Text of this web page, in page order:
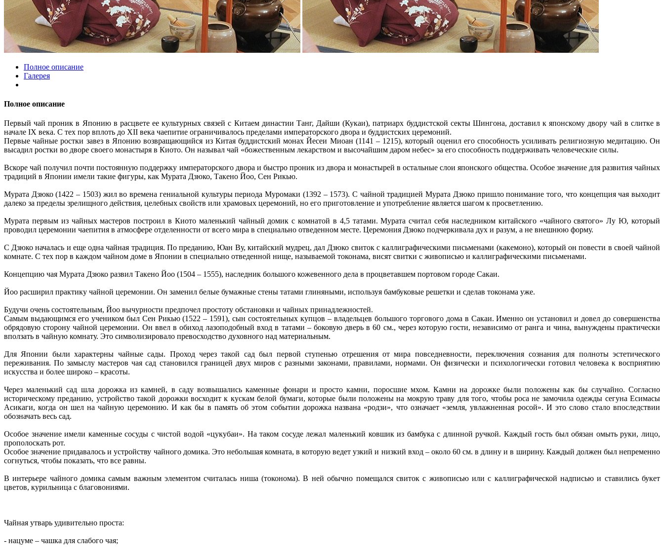
Полное описание
Галерея
Полное описание
Первый чай проник в Японию в расцвете ее культурных связей с Китаем династии Танг, Дайши (Кукаи), патриарх буддистской секты Шингона, доставил к японскому двору чай в слитке в
начале IX века. С тех пор вплоть до XII века чаепитие ограничивалось пределами императорского двора и буддистских церемоний.
Первые чайные ростки завез в Японию возвращающийся из Китая буддистский монах Йесеи Миоан (1141 – 1215), который оценил его способность усиливать религиозную медитацию. Он
высадил ростки во дворе своего монастыря в Киото. Он называл чай «божественным лекарством и высочайшим даром небес» за его способность поддерживать человеческие силы.
Вскоре чай получил почти постоянную поддержку императорского двора и быстро проник из двора и монастырей в остальные слои японского общества. Особое значение для развития чайных
традиций в Японии имели такие фигуры, как Мурата Дзюко, Такено Йоо, Сен Рикью.
Мурата Дзюко (1422 – 1503) жил во времена гениальной культуры периода Муромаки (1392 – 1573). С чайной традицией Мурата Дзюко пришло понимание того, что концепция чая выходит
далеко за пределы зрелищного действия, целебных свойств или храмовых церемоний, но его приготовление и употребление является шагом к просветлению.
Мурата первым из чайных мастеров построил в Киото маленький чайный домик с комнатой в 4,5 татами. Мурата считал себя наследником китайского «чайного святого» Лу Ю, который
проводил церемонии чаепития в атмосфере отделенности от всего мира в специально отведенном месте. Церемония Дзюко подчеркивала дух и разум, а не внешнюю форму.
С Дзюко началась и еще одна чайная традиция. По преданию, Юан Ву, китайский мудрец, дал Дзюко свиток с каллиграфическими письменами (какемоно), который он повести в своей чайной
комнате. С тех пор в каждом чайном доме в Японии в специально отведенной нище, называемой токонама, висят свитки с живописью и каллиграфическими письменами.
Концепцию чая Мурата Дзюко развил Такено Йоо (1504 – 1555), наследник большого кожевенного дела в процветавшем портовом городе Сакаи.
Йоо расширил практику чайной церемонии. Он заменил белые бумажные стены татами глиняными, используя бамбуковые решетки и сделав токонама уже.
Будучи очень состоятельным, Йоо вычурности предпочел простоту обстановки и чайных принадлежностей.
Самым выдающимся его учеником был Сен Рикью (1522 – 1591), сын состоятельных купцов – владельцев большого торгового дома в Сакаи. Именно он установил и довел до совершенства
обрядовую сторону чайной церемонии. Он ввел в обиход лазоподобный вход в татами – боковую дверь в 60 см., через которую гости, независимо от ранга и чина, вынуждены практически
вползать в чайную комнату. Это символизировало превосходство духовного над материальным.
Для Японии были характерны чайные сады. Проход через такой сад был первой ступенью отрешения от мира повседневности, переключения сознания для полноты эстетического
переживания. По замыслу мастеров чая сад становился границей двух миров с разными законами, правилами, нормами. Он физически и психологически готовил человека к восприятию
искусства и более широко – красоты.
Через маленький сад шла дорожка из камней, в саду возвышались каменные фонари и просто камни, поросшие мхом. Камни на дорожке были положены как бы случайно. Согласно
историческому преданию, устройство такой дорожки восходит к кускам белой бумаги, которые были положены на мокрую траву для того, чтобы роса не замочила одежды сегуна Есимасы
Асикаги, когда он шел на чайную церемонию. И как бы в память об этом событии дорожка названа «родзи», что означает «земля, увлажненная росой». И это слово стало впоследствии
обозначать весь сад.
Особое значение имели каменные сосуды с чистой водой «цукубаи». На таком сосуде лежал маленький ковшик из бамбука с длинной ручкой. Каждый гость был обязан омыть руки, лицо,
прополоскать рот.
Особое значение придавалось и устройству чайного домика. Это небольшая комната, в которую ведет узкий и низкий вход – около 60 см. в длину и в ширину. Каждый должен был непременно
согнуться, чтобы показать, что все равны.
В интерьере чайного домика самым важным элементом считалась ниша (токонома). В ней обычно помещался свиток с живописью или с каллиграфической надписью и ставились букет
цветов, курильница с благовониями.
Чайная утварь удивительно проста:
- нацуме – чашка для слабого чая;